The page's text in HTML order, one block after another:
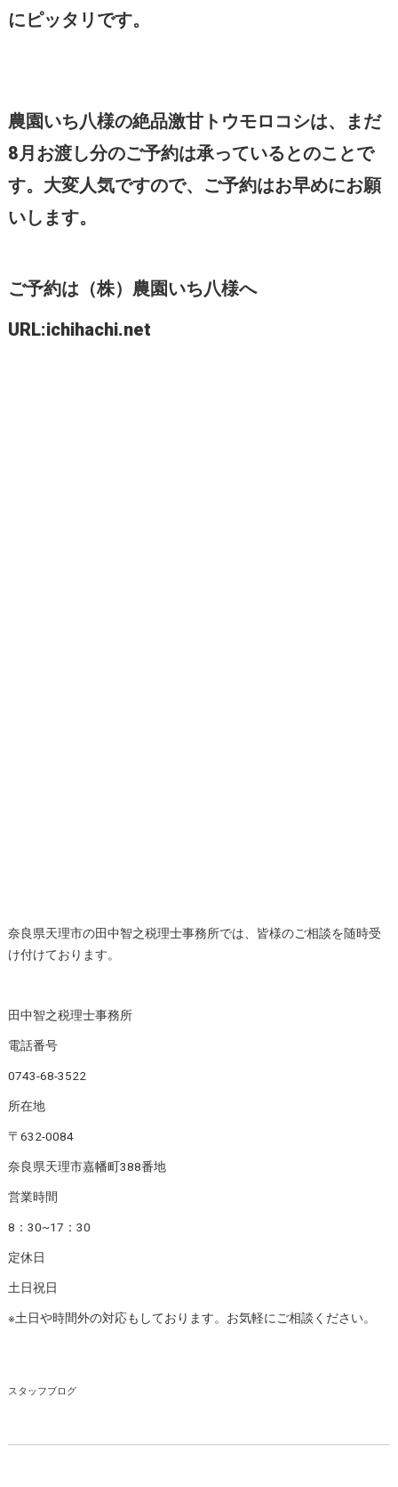
にピッタリです。
農園いち八様の絶品激甘トウモロコシは、まだ
8月お渡し分のご予約は承っているとのことで
す。大変人気ですので、ご予約はお早めにお願
いします。
ご予約は（株）農園いち八様へ
URL:ichihachi.net
奈良県天理市の田中智之税理士事務所では、皆様のご相談を随時受
け付けております。
田中智之税理士事務所
電話番号
0743-68-3522
所在地
〒632-0084
奈良県天理市嘉幡町388番地
営業時間
8：30~17：30
定休日
土日祝日
※土日や時間外の対応もしております。お気軽にご相談ください。
スタッフブログ